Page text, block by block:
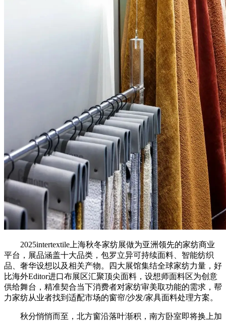
2025intertextile上海秋冬家纺展做为亚洲领先的家纺商业
平台，展品涵盖十大品类，包罗立异可持续面料、智能纺织
品、奢华设想以及相关产物。四大展馆集结全球家纺力量，好
比海外Editor进口布展区汇聚顶尖面料，设想师面料区为创意
供给舞台，精准契合当下消费者对家纺审美取功能的需求，帮
力家纺从业者找到适配市场的窗帘/沙发/家具面料处理方案。
秋分悄悄而至，北方窗沿落叶渐积，南方卧室即将换上加